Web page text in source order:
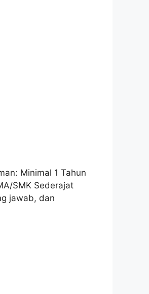
Minimal 1 Tahun
SMK Sederajat
jawab, dan